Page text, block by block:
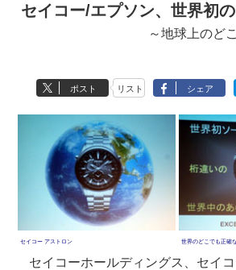
セイコー/エプソン、世界初
～地球上のど
ポスト リスト シェア
セイコー アストロン 世界のどこでも正確
セイコーホールディングス、セイ